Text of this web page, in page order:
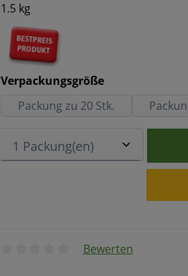
1.5 kg
Verpackungsgrößeauswählen
Packung zu 20 Stk.
Produkt Anzahl: Gib
Bewerten